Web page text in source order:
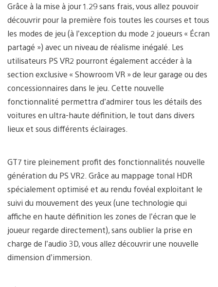
Grâce à la mise à jour 1.29 sans frais, vous allez pouvoir
découvrir pour la première fois toutes les courses et tous
les modes de jeu (à l’exception du mode 2 joueurs « Écran
partagé ») avec un niveau de réalisme inégalé. Les
utilisateurs PS VR2 pourront également accéder à la
section exclusive « Showroom VR » de leur garage ou des
concessionnaires dans le jeu. Cette nouvelle
fonctionnalité permettra d’admirer tous les détails des
voitures en ultra-haute définition, le tout dans divers
lieux et sous différents éclairages.
GT7 tire pleinement profit des fonctionnalités nouvelle
génération du PS VR2. Grâce au mappage tonal HDR
spécialement optimisé et au rendu fovéal exploitant le
suivi du mouvement des yeux (une technologie qui
affiche en haute définition les zones de l’écran que le
joueur regarde directement), sans oublier la prise en
charge de l’audio 3D, vous allez découvrir une nouvelle
dimension d’immersion.